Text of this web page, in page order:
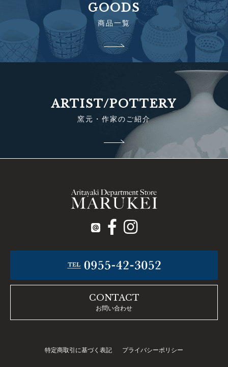
GOODS
商品一覧
ARTIST/POTTERY
窯元・作家のご紹介
CONTACT
お問い合わせ
特定商取引に基づく表記 プライバシーポリシー